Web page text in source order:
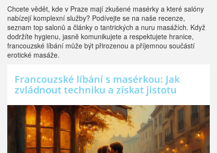
Chcete vědět, kde v Praze mají zkušené masérky a které salóny
nabízejí komplexní služby? Podívejte se na naše recenze,
seznam top salonů a články o tantrických a nuru masážích. Když
dodržíte hygienu, jasně komunikujete a respektujete hranice,
francouzské líbání může být přirozenou a příjemnou součástí
erotické masáže.
Francouzské líbání s masérkou: Jak
zvládnout techniku a získat jistotu